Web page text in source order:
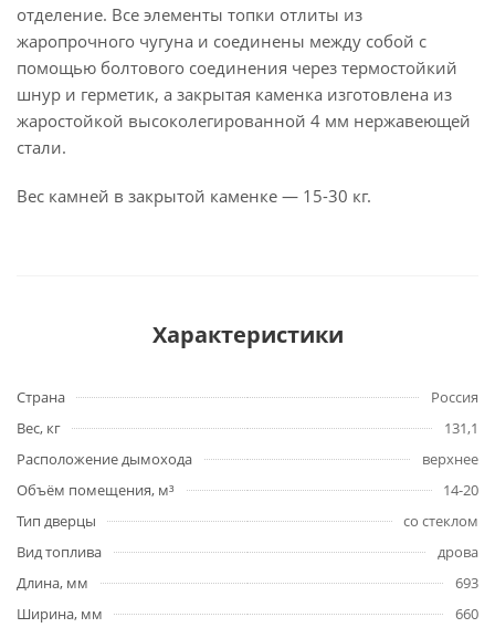
отделение. Все элементы топки отлиты из
жаропрочного чугуна и соединены между собой с
помощью болтового соединения через термостойкий
шнур и герметик, а закрытая каменка изготовлена из
жаростойкой высоколегированной 4 мм нержавеющей
стали.
Вес камней в закрытой каменке — 15-30 кг.
Характеристики
Страна
Россия
Вес, кг
131,1
Расположение дымохода
верхнее
Объём помещения, м³
14-20
Тип дверцы
со стеклом
Вид топлива
дрова
Длина, мм
693
Ширина, мм
660